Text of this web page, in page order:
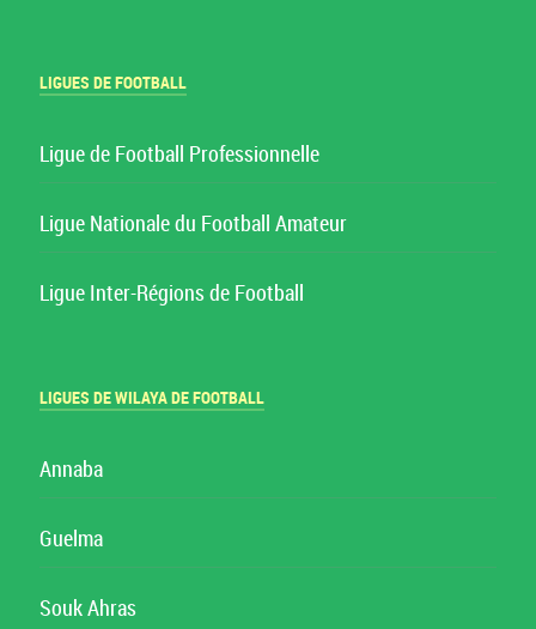
LIGUES DE FOOTBALL
Ligue de Football Professionnelle
Ligue Nationale du Football Amateur
Ligue Inter-Régions de Football
LIGUES DE WILAYA DE FOOTBALL
Annaba
Guelma
Souk Ahras